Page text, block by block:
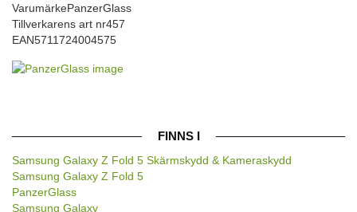
VarumärkePanzerGlass
Tillverkarens art nr457
EAN5711724004575
FINNS I
Samsung Galaxy Z Fold 5 Skärmskydd & Kameraskydd
Samsung Galaxy Z Fold 5
PanzerGlass
Samsung Galaxy